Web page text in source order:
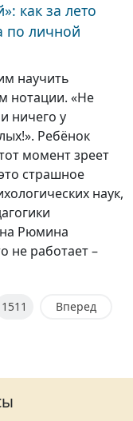
как за лето
по личной
научить
нотации. «Не
ничего у
Ребёнок
момент зреет
страшное
наук,
Рюмина
не работает –
1511 Вперед